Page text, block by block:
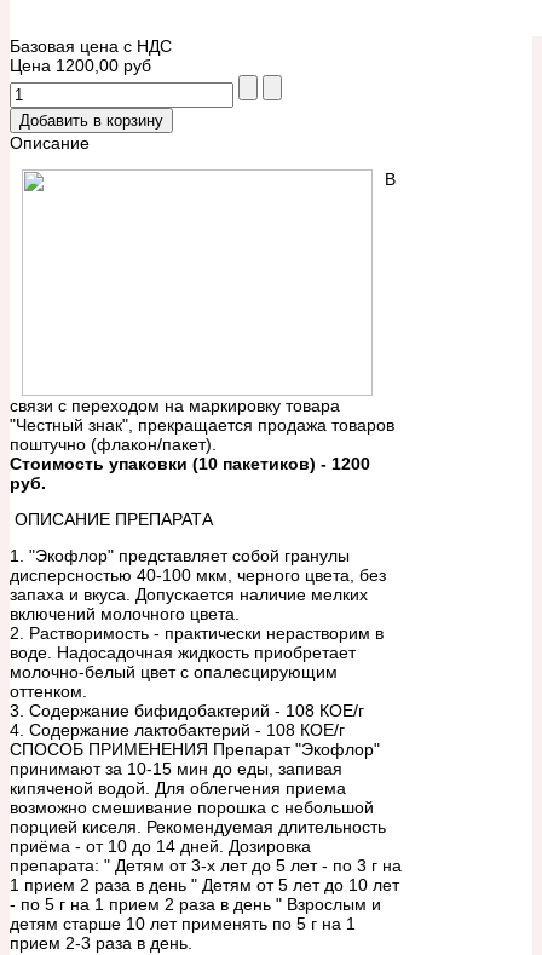
Базовая цена с НДС
Цена 1200,00 руб
Описание
В
связи с переходом на маркировку товара
"Честный знак", прекращается продажа товаров
поштучно (флакон/пакет).
Стоимость упаковки (10 пакетиков) - 1200
руб.
ОПИСАНИЕ ПРЕПАРАТА
1. "Экофлор" представляет собой гранулы
дисперсностью 40-100 мкм, черного цвета, без
запаха и вкуса. Допускается наличие мелких
включений молочного цвета.
2. Растворимость - практически нерастворим в
воде. Надосадочная жидкость приобретает
молочно-белый цвет с опалесцирующим
оттенком.
3. Содержание бифидобактерий - 108 КОЕ/г
4. Содержание лактобактерий - 108 КОЕ/г
СПОСОБ ПРИМЕНЕНИЯ Препарат "Экофлор"
принимают за 10-15 мин до еды, запивая
кипяченой водой. Для облегчения приема
возможно смешивание порошка с небольшой
порцией киселя. Рекомендуемая длительность
приёма - от 10 до 14 дней. Дозировка
препарата: " Детям от 3-х лет до 5 лет - по 3 г на
1 прием 2 раза в день " Детям от 5 лет до 10 лет
- по 5 г на 1 прием 2 раза в день " Взрослым и
детям старше 10 лет применять по 5 г на 1
прием 2-3 раза в день.